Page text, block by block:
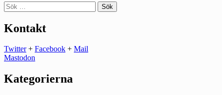
Sök
efter:
Kontakt
Twitter+ Facebook + Mail
Mastodon
Kategorierna